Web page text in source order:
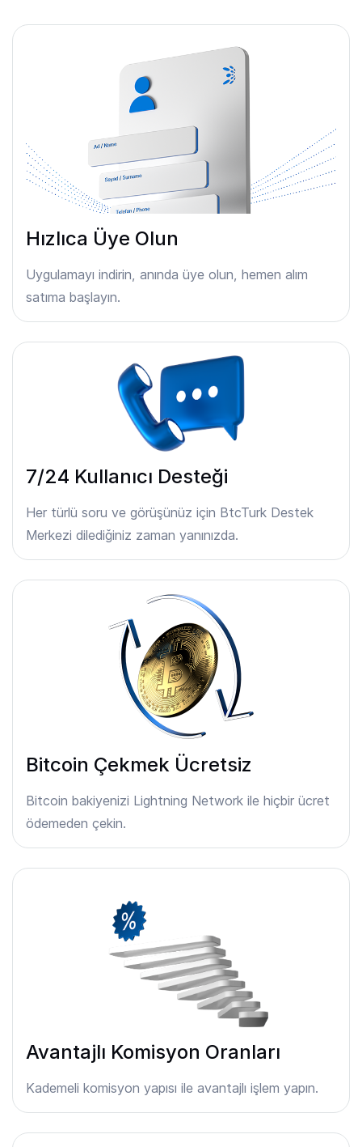
Hızlıca Üye Olun
Uygulamayı indirin, anında üye olun, hemen alım
satıma başlayın.
7/24 Kullanıcı Desteği
Her türlü soru ve görüşünüz için BtcTurk Destek
Merkezi dilediğiniz zaman yanınızda.
Bitcoin Çekmek Ücretsiz
Bitcoin bakiyenizi Lightning Network ile hiçbir ücret
ödemeden çekin.
Avantajlı Komisyon Oranları
Kademeli komisyon yapısı ile avantajlı işlem yapın.